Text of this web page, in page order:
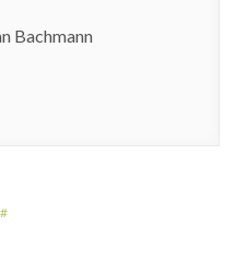
Bachmann
#